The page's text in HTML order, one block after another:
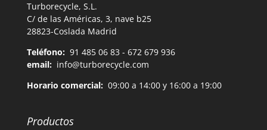
Turborecycle, S.L.
C/ de las Américas, 3, nave b25
28823-Coslada Madrid
Teléfono: 91 485 06 83 - 672 679 936
email: info@turborecycle.com
Horario comercial:09:00 a 14:00 y 16:00 a 19:00
Productos